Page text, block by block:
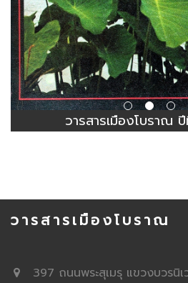
วารสารเมืองโบราณ
วารสารเมืองโบราณ
397 ถนนพระสุเมรุ แขวงบวรนิเ